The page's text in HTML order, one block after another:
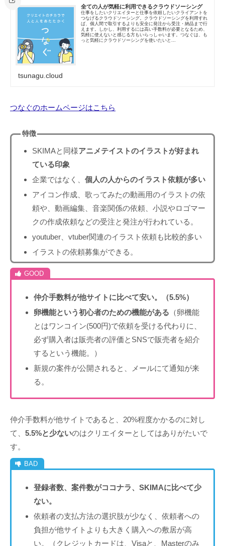
全ての人が気軽に利用できるクラウドソーシング
仕事をしたいクリエイターと仕事を依頼したいクライアントを
つなげるクラウドソーシング。クラウドソーシングを利用すれ
ば、個人間で取引するよりも安全に発注から受注・納品まで行
えます。しかし、利用するには高い手数料が必要となるため、
気軽に使えないと感じる方もいらっしゃいます。つなぐは、も
っと気軽にクラウドソーシングを使いたいと...
tsunagu.cloud
つなぐのホームページはこちら
特徴
SKIMAと同様アニメテイストのイラストが好まれ
ている印象
企業ではなく、 個人の人からのイラスト依頼が多い
アイコン作成、歌ってみたの動画用のイラストの依
頼や、動画編集、音楽関係の依頼、小説やロゴマー
クの作成依頼などの受注と発注が行われている。
youtuber、vtuber関連のイラスト依頼も比較的多い
イラストの依頼募集ができる。
仲介手数料が他サイトに比べて安い。（5.5%）
卵機能という初心者のための機能がある （卵機能
とはワンコイン(500円)で依頼を受ける代わりに、
必ず購入者は販売者の評価とSNSで販売者を紹介
するという機能。）
新規の案件が公開されると、メールにて通知が来
る。
仲介手数料が他サイトであると、20%程度かかるのに対し
て、 5.5%と少ないのはクリエイターとしてはありがたいで
す。
登録者数、案件数がココナラ、SKIMAに比べて少
ない。
依頼者の支払方法の選択肢が少なく、依頼者への
負担が他サイトよりも大きく購入への敷居が高
い。（クレジットカードは、Visaと、Masterのみ